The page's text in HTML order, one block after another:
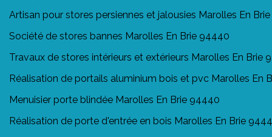
Artisan pour stores persiennes et jalousies Marolles En
Société de stores bannes Marolles En Brie 94440
Travaux de stores intérieurs et extérieurs Marolles En Brie
Réalisation de portails aluminium bois et pvc Marolles En
Menuisier porte blindée Marolles En Brie 94440
Réalisation de porte d'entrée en bois Marolles En Brie